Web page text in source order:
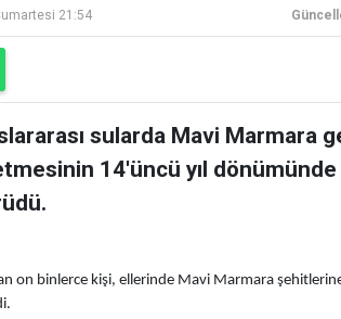
21:54
sularda Mavi Marmara
14'üncü yıl
on binlerce kişi, ellerinde Mavi Marmara